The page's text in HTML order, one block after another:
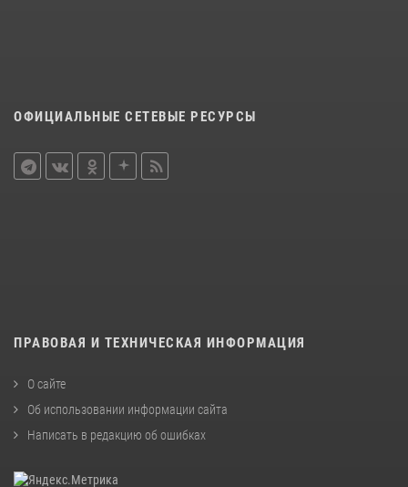
ОФИЦИАЛЬНЫЕ СЕТЕВЫЕ РЕСУРСЫ
ПРАВОВАЯ И ТЕХНИЧЕСКАЯ ИНФОРМАЦИЯ
О сайте
Об использовании информации сайта
Написать в редакцию об ошибках